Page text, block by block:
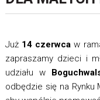
Już 14 czerwca w
zapraszamy dzieci i
udziału w
odbędzie się na Rynku